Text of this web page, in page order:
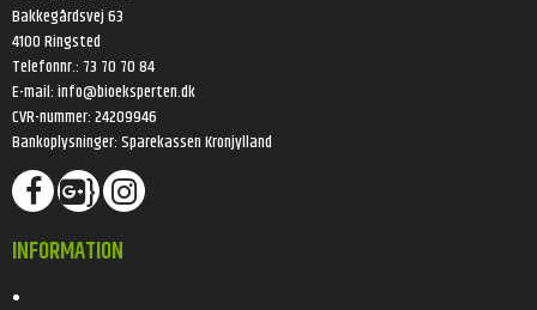
Bakkegårdsvej 63
4100 Ringsted
Telefonnr.: 73 70 70 84
E-mail:info@bioeksperten.dk
CVR-nummer:24209946
Bankoplysninger:Sparekassen Kronjylland
}
INFORMATION